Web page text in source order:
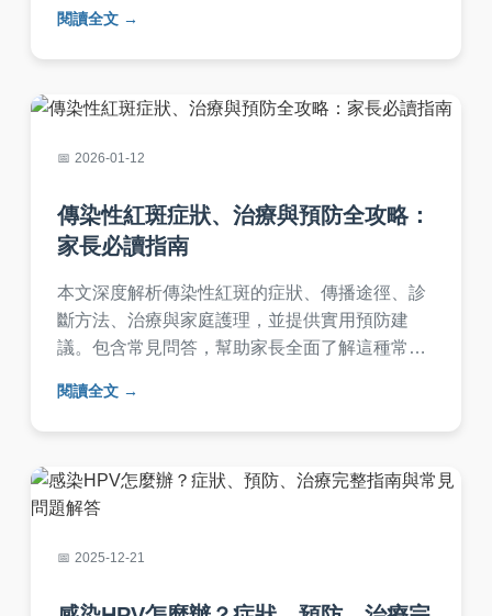
保護自己和家人，避免傳染風險。
閱讀全文
2026-01-12
傳染性紅斑症狀、治療與預防全攻略：
家長必讀指南
本文深度解析傳染性紅斑的症狀、傳播途徑、診
斷方法、治療與家庭護理，並提供實用預防建
議。包含常見問答，幫助家長全面了解這種常見
閱讀全文
2025-12-21